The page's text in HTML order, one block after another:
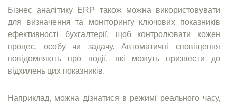
Бізнес аналітику ERP також можна використовувати
для визначення та моніторингу ключових показників
ефективності бухгалтерії, щоб контролювати кожен
процес, особу чи задачу. Автоматичні сповіщення
повідомляють про події, які можуть призвести до
відхилень цих показників.
Наприклад, можна дізнатися в режимі реального часу,